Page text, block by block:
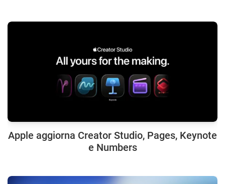
Apple aggiorna Creator Studio, Pages, Keynote
e Numbers